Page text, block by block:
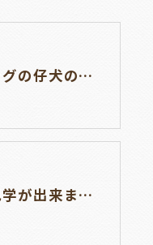
ブルドッグの仔犬のお目目があきました👀💑🐶岐阜県養老町のブリーダーワンダフルパピーです。
仔犬の見学が出来ます🐶岐阜県養老町のブリーダーワンダフルパピーです。